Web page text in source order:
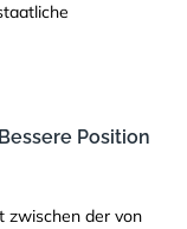
Position
zwischen der von